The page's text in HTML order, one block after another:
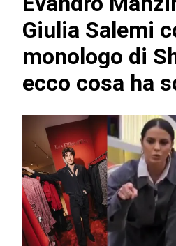
Giulia Salemi
monologo di
ecco cosa ha